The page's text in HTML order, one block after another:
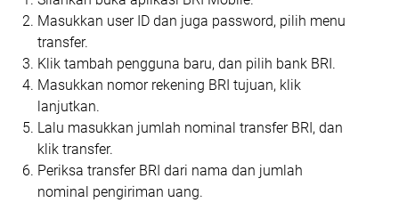
Masukkan user ID dan juga password, pilih menu
transfer.
Klik tambah pengguna baru, dan pilih bank BRI.
Masukkan nomor rekening BRI tujuan, klik
lanjutkan.
Lalu masukkan jumlah nominal transfer BRI, dan
klik transfer.
Periksa transfer BRI dari nama dan jumlah
nominal pengiriman uang.